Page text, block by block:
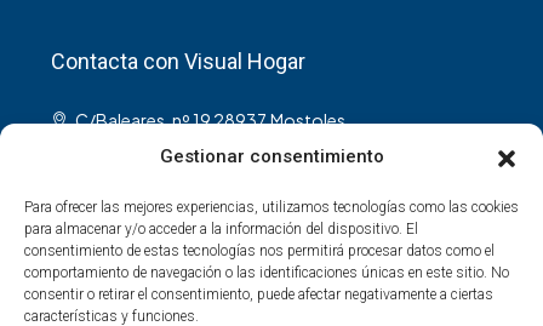
Gestionar consentimiento
Para ofrecer las mejores experiencias, utilizamos tecnologías como las cookies
para almacenar y/o acceder a la información del dispositivo. El
consentimiento de estas tecnologías nos permitirá procesar datos como el
comportamiento de navegación o las identificaciones únicas en este sitio. No
consentir o retirar el consentimiento, puede afectar negativamente a ciertas
características y funciones.
Contacta con Visual Hogar
C/Baleares, nº 19 28937,Mostoles.
info@visualhogar.es
Youtube